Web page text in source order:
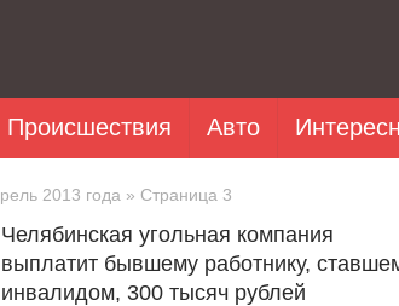
Происшествия Авто
2013 года » Страница 3
Челябинская угольная компания
выплатит бывшему работнику,
инвалидом, 300 тысяч рублей